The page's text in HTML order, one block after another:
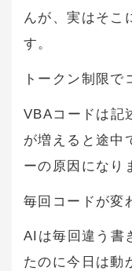
んが、実はそこ
す。
トークン制限で
VBAコードは記
が増えると途中
ーの原因になり
毎回コードが変
AIは毎回違う書
たのに今日は動